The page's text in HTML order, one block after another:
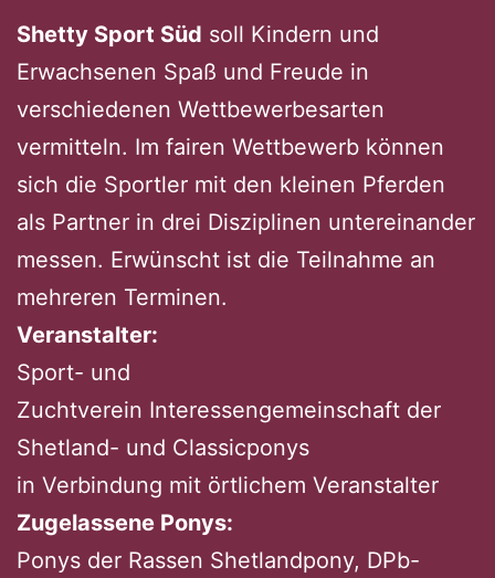
Shetty Sport Süd soll Kindern und
Erwachsenen Spaß und Freude in
verschiedenen Wettbewerbesarten
vermitteln. Im fairen Wettbewerb können
sich die Sportler mit den kleinen Pferden
als Partner in drei Disziplinen untereinander
messen. Erwünscht ist die Teilnahme an
mehreren Terminen.
Veranstalter:
Sport- und
Zuchtverein Interessengemeinschaft der
Shetland- und Classicponys
in Verbindung mit örtlichem Veranstalter
Zugelassene Ponys:
Ponys der Rassen Shetlandpony, DPb-